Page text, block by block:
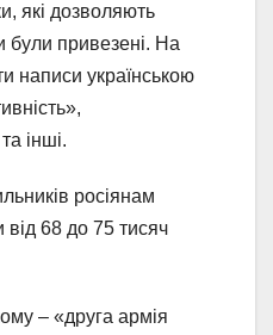
які дозволяють
були привезені. На
написи українською
інші.
росіянам
від 68 до 75 тисяч
– «друга армія